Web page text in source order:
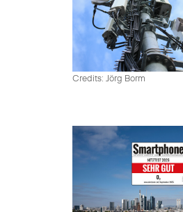
Credits: Jörg Borm